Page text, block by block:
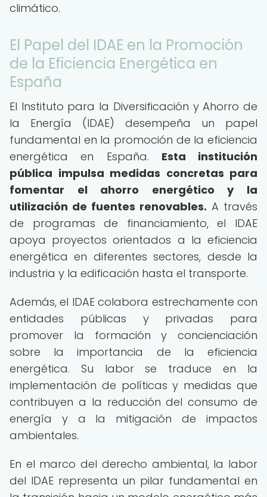
climático.
El Papel del IDAE en la Promoción
de la Eficiencia Energética en
España
El Instituto para la Diversificación y Ahorro de
la Energía (IDAE) desempeña un papel
fundamental en la promoción de la eficiencia
energética en España. Esta institución
pública impulsa medidas concretas para
fomentar el ahorro energético y la
utilización de fuentes renovables. A través
de programas de financiamiento, el IDAE
apoya proyectos orientados a la eficiencia
energética en diferentes sectores, desde la
industria y la edificación hasta el transporte.
Además, el IDAE colabora estrechamente con
entidades públicas y privadas para
promover la formación y concienciación
sobre la importancia de la eficiencia
energética. Su labor se traduce en la
implementación de políticas y medidas que
contribuyen a la reducción del consumo de
energía y a la mitigación de impactos
ambientales.
En el marco del derecho ambiental, la labor
del IDAE representa un pilar fundamental en